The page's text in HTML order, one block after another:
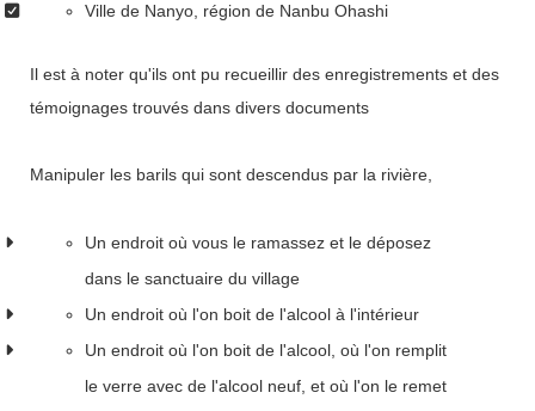
Ville de Nanyo, région de Nanbu Ohashi
Il est à noter qu'ils ont pu recueillir des enregistrements et des
témoignages trouvés dans divers documents
Manipuler les barils qui sont descendus par la rivière,
Un endroit où vous le ramassez et le déposez
dans le sanctuaire du village
Un endroit où l'on boit de l'alcool à l'intérieur
Un endroit où l'on boit de l'alcool, où l'on remplit
le verre avec de l'alcool neuf, et où l'on le remet